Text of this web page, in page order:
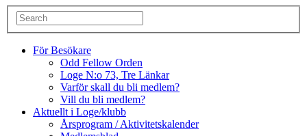
För Besökare
Odd Fellow Orden
Loge N:o 73, Tre Länkar
Varför skall du bli medlem?
Vill du bli medlem?
Aktuellt i Loge/klubb
Årsprogram / Aktivitetskalender